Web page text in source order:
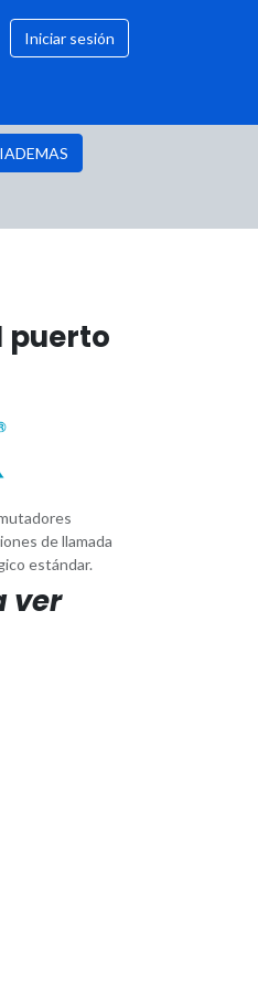
Iniciar sesión
puerto
de llamada
estándar.
ver